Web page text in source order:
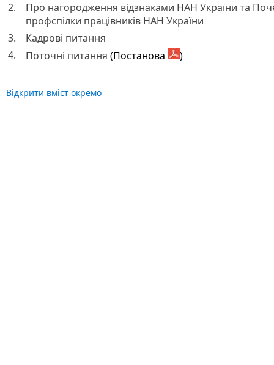
2.
Про нагородження відзнаками НАН України та
профспілки працівників НАН України
3.
Кадрові питання
4.
Поточні питання (Постанова )
Відкрити вміст окремо